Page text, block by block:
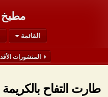
القائمة
المنشورات
طارت التفاح بالكريمة